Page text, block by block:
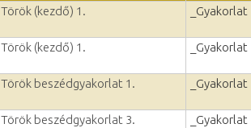
Török (kezdő) 1. _Gyakorlat
Török (kezdő) 1. _Gyakorlat
Török beszédgyakorlat 1. _Gyakorlat
Török beszédgyakorlat 3.
_Gyakorlat